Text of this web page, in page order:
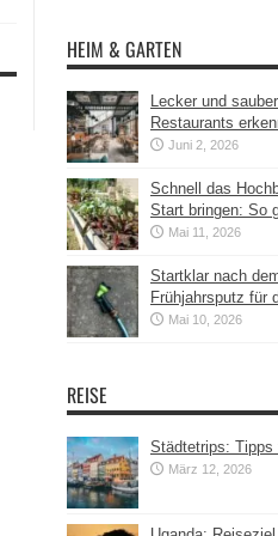
HEIM & GARTEN
Lecker und
Restaurants
Juni 2, 2026
Schnell das
Start bringen: So
Mai 11, 2026
Startklar nach
Frühjahrsputz für
Mai 10, 2026
REISE
Städtetrips: Tipps
März 12, 2026